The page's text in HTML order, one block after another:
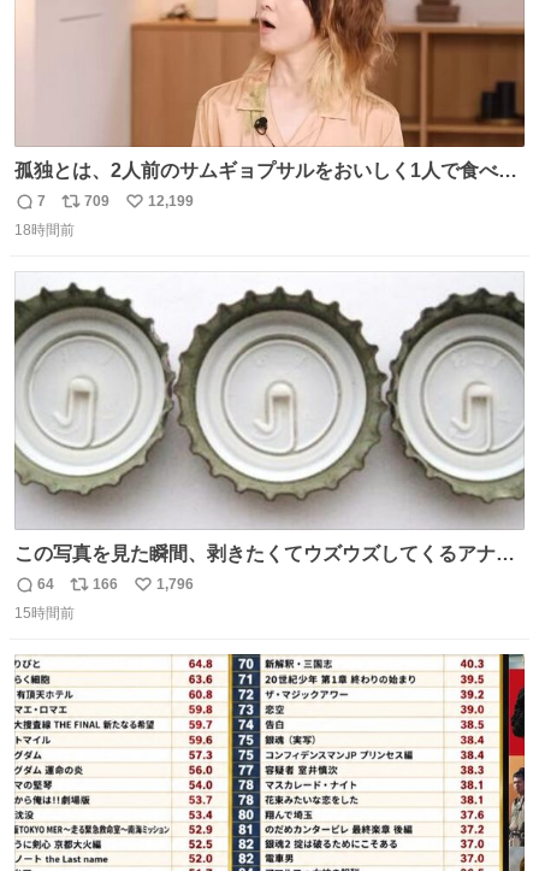
孤独とは、2人前のサムギョプサルをおいしく1人で食べる
ことである←好きすぎる
返
信
7
リ
ポ
ト
数
709
い
12,199
18時間前
この写真を見た瞬間、剥きたくてウズウズしてくるアナ
タ、完全なる同世代（笑） #70年代 #80年代 #昭和レト
ロ
返
信
64
リ
ポ
ト
数
166
い
数
1,796
15時間前